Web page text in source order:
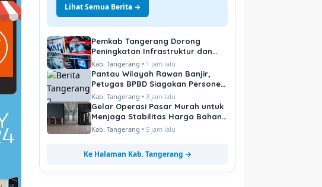
Lihat Semua Berita →
Pemkab Tangerang Dorong
Peningkatan Infrastruktur dan
Pelayanan Publik
Kab. Tangerang • 1 jam lalu
Pantau Wilayah Rawan Banjir,
Petugas BPBD Siagakan Personel
di Titik Kritis
Kab. Tangerang •3 jam lalu
Gelar Operasi Pasar Murah untuk
Menjaga Stabilitas Harga Bahan
Pokok
Kab. Tangerang • 5 jam lalu
Ke Halaman Kab. Tangerang →